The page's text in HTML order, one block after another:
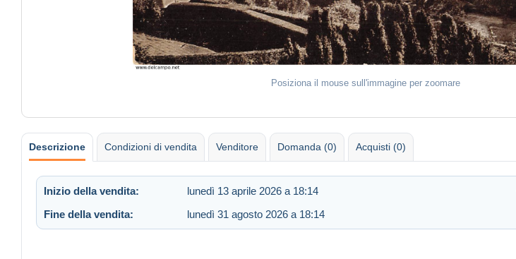
Posiziona il mouse sull'immagine per zoomare
Descrizione Condizioni di vendita Venditore Domanda (0) Acquisti (0)
Inizio della vendita: lunedì 13 aprile 2026 a 18:14
Fine della vendita:
lunedì 31 agosto 2026 a 18:14